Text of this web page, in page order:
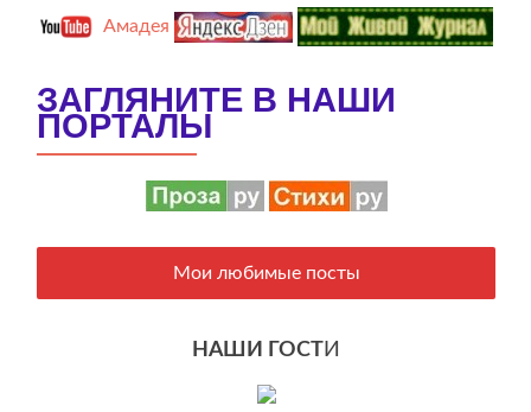
Амадея
ЗАГЛЯНИТЕ В НАШИ
ПОРТАЛЫ
Мои любимые посты
НАШИ ГОСТИ